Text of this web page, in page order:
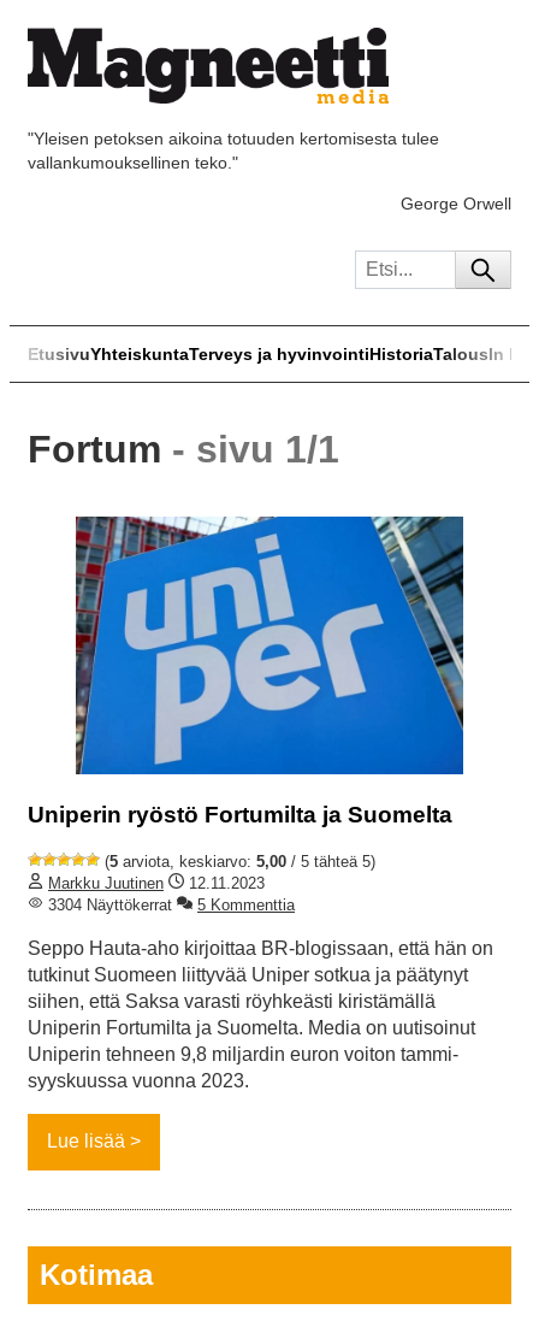
"Yleisen petoksen aikoina totuuden kertomisesta tulee
vallankumouksellinen teko."
George Orwell
EtusivuYhteiskuntaTerveys ja hyvinvointiHistoriaTalousIn
Fortum - sivu 1/1
Uniperin ryöstö Fortumilta ja Suomelta
(5 arviota, keskiarvo: 5,00 / 5 tähteä 5)
Markku Juutinen
12.11.2023
3304 Näyttökerrat
5 Kommenttia
Seppo Hauta-aho kirjoittaa BR-blogissaan, että hän on
tutkinut Suomeen liittyvää Uniper sotkua ja päätynyt
siihen, että Saksa varasti röyhkeästi kiristämällä
Uniperin Fortumilta ja Suomelta. Media on uutisoinut
Uniperin tehneen 9,8 miljardin euron voiton tammi-
syyskuussa vuonna 2023.
Lue lisää
Kotimaa